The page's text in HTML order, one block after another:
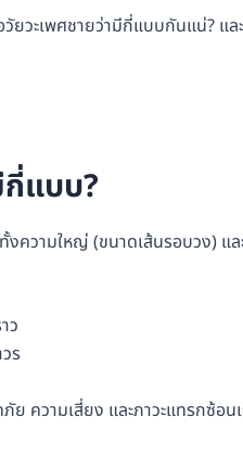
วะเพศชายว่ามีกี่แบบกันแน่? และ
แบบ?
งความใหญ่ (ขนาดเส้นรอบวง)
ว
ร
ความเสี่ยง และภาวะแทรกซ้